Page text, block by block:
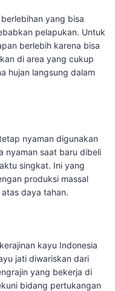
yang bisa
pelapukan. Untuk
berlebih karena bisa
di area yang cukup
hujan langsung dalam
nyaman digunakan
nyaman saat baru dibeli
singkat. Ini yang
produksi massal
daya tahan.
kayu Indonesia
jati diwariskan dari
yang bekerja di
bidang pertukangan